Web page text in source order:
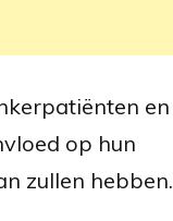
en
op hun
zullen hebben.